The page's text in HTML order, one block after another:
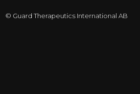
© Guard Therapeutics International AB